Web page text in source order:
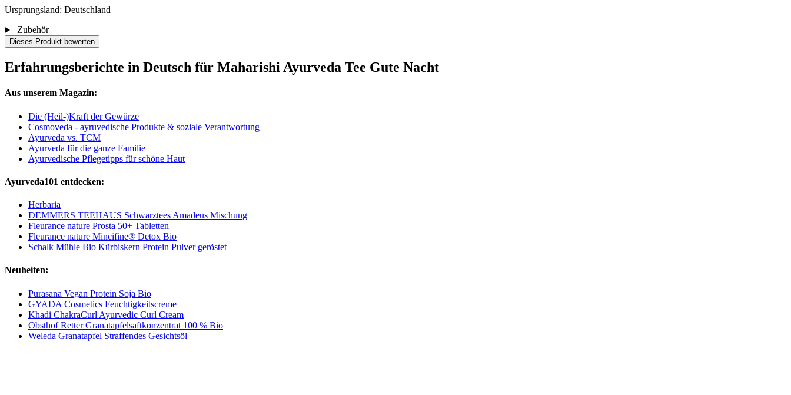
Ursprungsland: Deutschland
Zubehör
Dieses Produkt bewerten
Erfahrungsberichte in Deutsch für Maharishi Ayurveda Tee Gute Nacht
Aus unserem Magazin:
Die (Heil-)Kraft der Gewürze
Cosmoveda - ayruvedische Produkte & soziale Verantwortung
Ayurveda vs. TCM
Ayurveda für die ganze Familie
Ayurvedische Pflegetipps für schöne Haut
Ayurveda101 entdecken:
Herbaria
DEMMERS TEEHAUS Schwarztees Amadeus Mischung
Fleurance nature Prosta 50+ Tabletten
Fleurance nature Mincifine® Detox Bio
Schalk Mühle Bio Kürbiskern Protein Pulver geröstet
Neuheiten:
Purasana Vegan Protein Soja Bio
GYADA Cosmetics Feuchtigkeitscreme
Khadi ChakraCurl Ayurvedic Curl Cream
Obsthof Retter Granatapfelsaftkonzentrat 100 % Bio
Weleda Granatapfel Straffendes Gesichtsöl